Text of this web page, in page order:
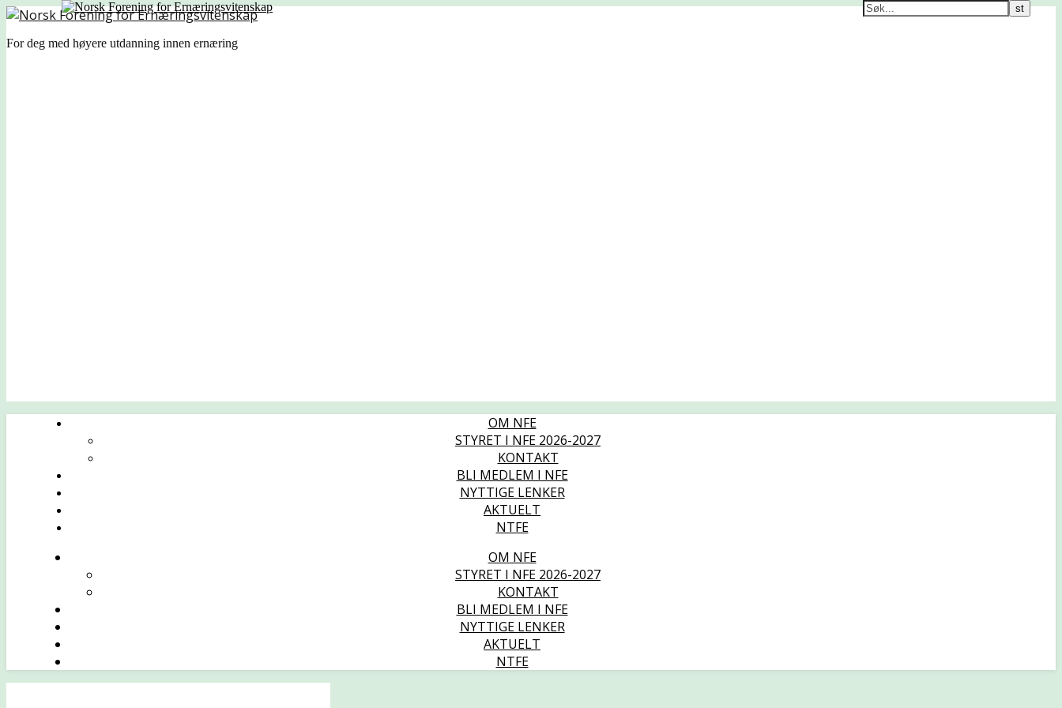
For deg med høyere utdanning innen ernæring
OM NFE
STYRET I NFE 2026-2027
KONTAKT
BLI MEDLEM I NFE
NYTTIGE LENKER
AKTUELT
NTFE
OM NFE
STYRET I NFE 2026-2027
KONTAKT
BLI MEDLEM I NFE
NYTTIGE LENKER
AKTUELT
NTFE